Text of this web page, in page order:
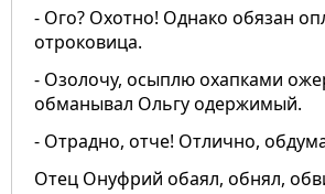
- Ого? Охотно! Однако обязан
отроковица.
- Озолочу, осыплю охапками
обманывал Ольгу одержимый.
- Отрадно, отче! Отлично,
Отец Онуфрий обаял, обнял,